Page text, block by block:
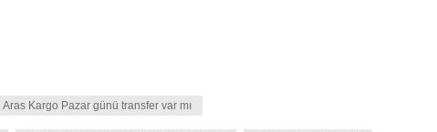
Aras Kargo Pazar günü transfer var mı